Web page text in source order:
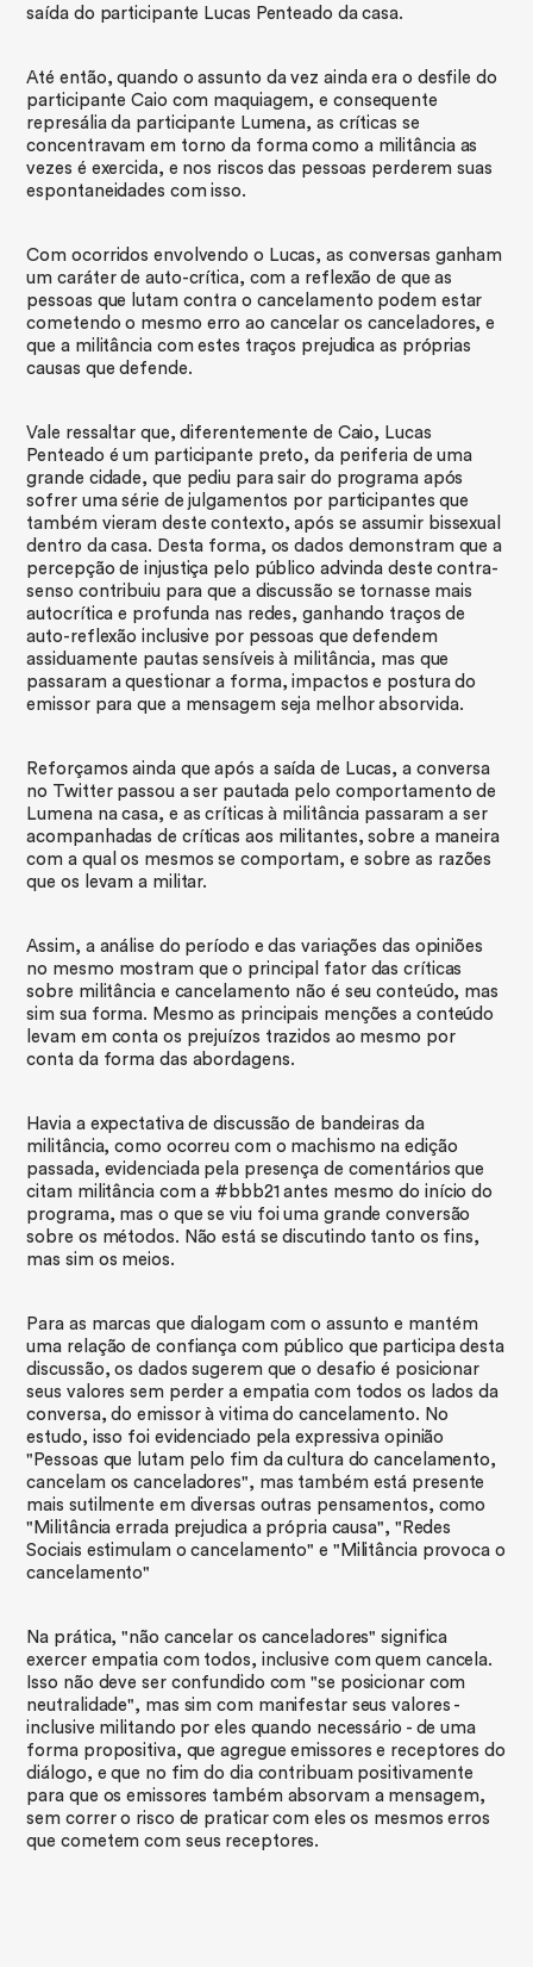
saída do participante Lucas Penteado da casa.
Até então, quando o assunto da vez ainda era o desfile do
participante Caio com maquiagem, e consequente
represália da participante Lumena, as críticas se
concentravam em torno da forma como a militância as
vezes é exercida, e nos riscos das pessoas perderem suas
espontaneidades com isso.
​Com ocorridos envolvendo o Lucas, as conversas ganham
um caráter de auto-crítica, com a reflexão de que as
pessoas que lutam contra o cancelamento podem estar
cometendo o mesmo erro ao cancelar os canceladores, e
que a militância com estes traços prejudica as próprias
causas que defende.
Vale ressaltar que, diferentemente de Caio, Lucas
Penteado é um participante preto, da periferia de uma
grande cidade, que pediu para sair do programa após
sofrer uma série de julgamentos por participantes que
também vieram deste contexto, após se assumir bissexual
dentro da casa. Desta forma, os dados demonstram que a
percepção de injustiça pelo público advinda deste contra-
senso contribuiu para que a discussão se tornasse mais
autocrítica e profunda nas redes, ganhando traços de
auto-reflexão inclusive por pessoas que defendem
assiduamente pautas sensíveis à militância, mas que
passaram a questionar a forma, impactos e postura do
emissor para que a mensagem seja melhor absorvida.
​Reforçamos ainda que após a saída de Lucas, a conversa
no Twitter passou a ser pautada pelo comportamento de
Lumena na casa, e as críticas à militância passaram a ser
acompanhadas de críticas aos militantes, sobre a maneira
com a qual os mesmos se comportam, e sobre as razões
que os levam a militar.
Assim, a análise do período e das variações das opiniões
no mesmo mostram que o principal fator das críticas
sobre militância e cancelamento não é seu conteúdo, mas
sim sua forma. Mesmo as principais menções a conteúdo
levam em conta os prejuízos trazidos ao mesmo por
conta da forma das abordagens.
Havia a expectativa de discussão de bandeiras da
militância, como ocorreu com o machismo na edição
passada, evidenciada pela presença de comentários que
citam militância com a #bbb21 antes mesmo do início do
programa, mas o que se viu foi uma grande conversão
sobre os métodos. Não está se discutindo tanto os fins,
mas sim os meios.
​Para as marcas que dialogam com o assunto e mantém
uma relação de confiança com público que participa desta
discussão, os dados sugerem que o desafio é posicionar
seus valores sem perder a empatia com todos os lados da
conversa, do emissor à vitima do cancelamento. No
estudo, isso foi evidenciado pela expressiva opinião
"Pessoas que lutam pelo fim da cultura do cancelamento,
cancelam os canceladores", mas também está presente
mais sutilmente em diversas outras pensamentos, como
"Militância errada prejudica a própria causa", "Redes
Sociais estimulam o cancelamento" e "Militância provoca o
cancelamento"
​Na prática, "não cancelar os canceladores" significa
exercer empatia com todos, inclusive com quem cancela.
Isso não deve ser confundido com "se posicionar com
neutralidade", mas sim com manifestar seus valores -
inclusive militando por eles quando necessário - de uma
forma propositiva, que agregue emissores e receptores do
diálogo, e que no fim do dia contribuam positivamente
para que os emissores também absorvam a mensagem,
sem correr o risco de praticar com eles os mesmos erros
que cometem com seus receptores.